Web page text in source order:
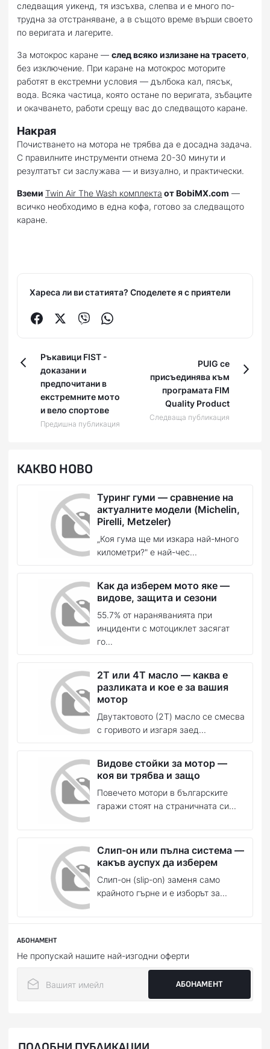
следващия уикенд, тя изсъхва, слепва и е много по-
трудна за отстраняване, а в същото време върши своето
по веригата и лагерите.
За мотокрос каране — след всяко излизане на трасето,
без изключение. При каране на мотокрос моторите
работят в екстремни условия — дълбока кал, пясък,
вода. Всяка частица, която остане по веригата, зъбаците
и окачването, работи срещу вас до следващото каране.
Накрая
Почистването на мотора не трябва да е досадна задача.
С правилните инструменти отнема 20-30 минути и
резултатът си заслужава — и визуално, и практически.
Вземи Twin Air The Wash комплекта от BobiMX.com —
всичко необходимо в една кофа, готово за следващото
каране.
Хареса ли ви статията? Споделете я с приятели
Ръкавици FIST -
доказани и
предпочитани в
екстремните мото
и вело спортове
Предишна публикация
PUIG се
присъединява към
програмата FIM
Quality Product
Следваща публикация
КАКВО НОВО
Туринг гуми — сравнение на
актуалните модели (Michelin,
Pirelli, Metzeler)
„Коя гума ще ми изкара най-много
километри?" е най-чес...
Как да изберем мото яке —
видове, защита и сезони
55.7% от нараняванията при
инциденти с мотоциклет засягат
го...
2T или 4T масло — каква е
разликата и кое е за вашия
мотор
Двутактовото (2T) масло се смесва
с горивото и изгаря заед...
Видове стойки за мотор —
коя ви трябва и защо
Повечето мотори в българските
гаражи стоят на страничната си...
Слип-он или пълна система —
какъв ауспух да изберем
Слип-он (slip-on) заменя само
крайното гърне и е изборът за...
АБОНАМЕНТ
Не пропускай нашите най-изгодни оферти
АБОНАМЕНТ